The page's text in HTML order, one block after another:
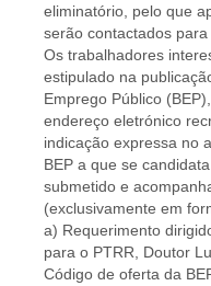
eliminatório, pelo que
serão contactados
Os trabalhadores
estipulado na
Emprego Público
endereço eletrónico
indicação expressa no
BEP a que se
submetido e
(exclusivamente em
a) Requerimento
para o PTRR, Doutor
Código de oferta da